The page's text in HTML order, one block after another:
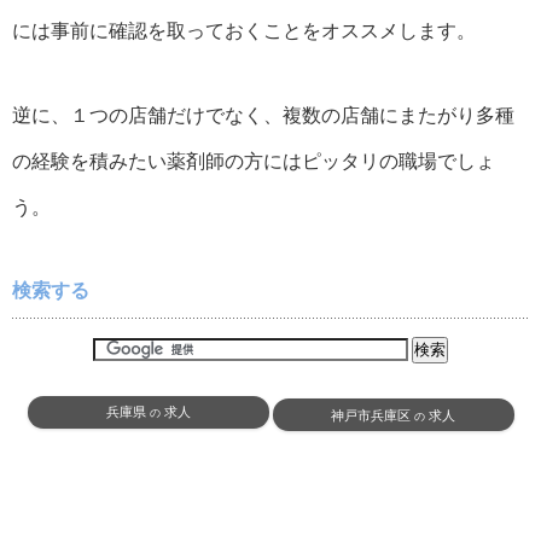
には事前に確認を取っておくことをオススメします。
逆に、１つの店舗だけでなく、複数の店舗にまたがり多種
の経験を積みたい薬剤師の方にはピッタリの職場でしょ
う。
検索する
兵庫県の 求人 神戸市兵庫区 の 求人